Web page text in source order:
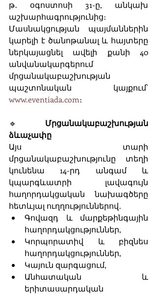
թ․ օգոստոսի 31-ը, անկախ
աշխարհագրությունից։
Մասնակցության պայմաններին
կարելի է ծանոթանալ և հայտերը
ներկայացնել ավելի քանի 40
անվանակարգերում
մրցանակաբաշխության
www.eventiada.com։
🔹 Մրցանակաբաշխության
ձևաչափը
Այս տարի
մրցանակաբաշխությունը տեղի
կունենա 14-րդ անգամ և
կպարգևատրի լավագույն
հաղորդակցական նախագծերը
հետևյալ ուղղություններով․
Գովազդ և մարքեթինգային
հաղորդակցություններ,
Կորպորատիվ և բիզնես
հաղորդակցություններ,
Կայուն զարգացում,
Անհատական և
երիտասարդական